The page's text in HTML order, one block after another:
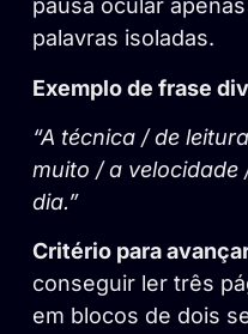
pausa ocular
palavras isoladas.
Exemplo de frase
“A técnica / de
muito / a
dia.”
Critério para
conseguir ler três
em blocos de dois